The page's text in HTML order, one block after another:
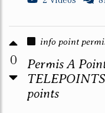
0
info point
Permis A
points